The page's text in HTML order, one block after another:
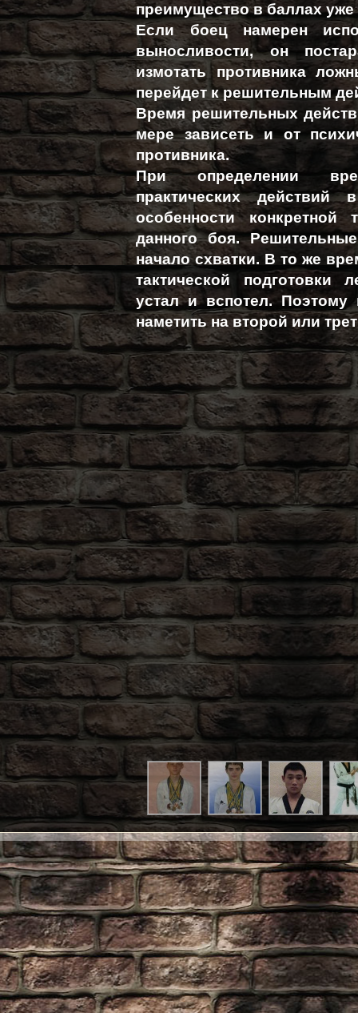
преимущество в баллах
Если боец намерен
выносливости, он
измотать противника
перейдет к решительным
Время решительных
мере зависеть и от
противника.
При определении
практических
особенности
данного боя.
начало схватки. В то же
тактической подготовки
устал и вспотел. Поэтому
наметить на второй или